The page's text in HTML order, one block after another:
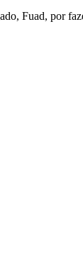
Fuad, por